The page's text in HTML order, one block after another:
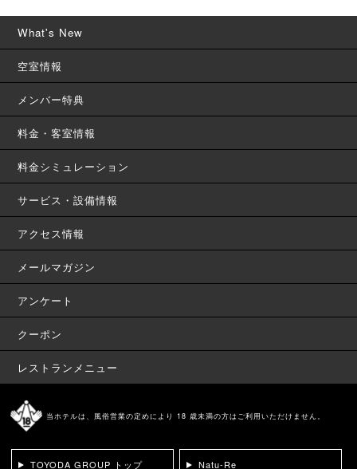
What's New
空室情報
メンバー特典
料金・客室情報
料金シミュレーション
サービス・設備情報
アクセス情報
メールマガジン
アンケート
クーポン
レストランメニュー
当ホテルは、風俗営業の定めにより 18 歳未満の方はご利用いただけません。
TOYODA GROUP トップ Natu-Re